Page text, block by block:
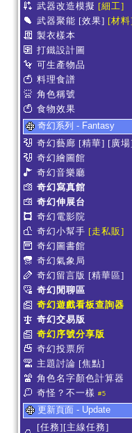
武器改造模擬 [細工]
武器聚能 [效果] [材
製衣樣本
打鐵設計圖
可生產物品
料理食譜
角色稱號
食物效果
奇幻系列 - Fantasy
奇幻藝廊 [精華] [廣
奇幻繪圖館
奇幻音樂廳
奇幻寫真館
奇幻伸展台
奇幻電影院
奇幻小幫手 [走私販]
奇幻圖書館
奇幻氣象局
奇幻留言版 [精華區]
奇幻閒聊區
奇幻遊戲看板查詢器
奇幻交易版
奇幻序號分享版
奇幻投票所
主題討論 [焦點]
角色名字顏色計算器
奇怪？不一樣 #5
更新頁面 - Update
[任務][主線任務]